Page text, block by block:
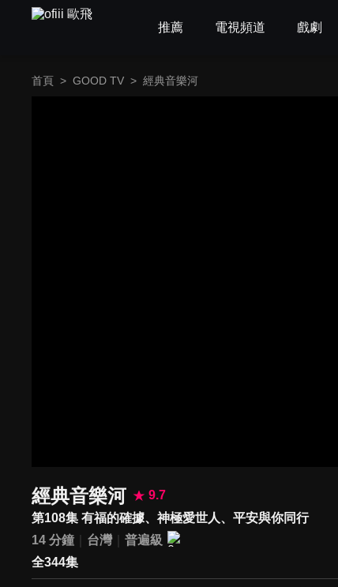
推薦 電視頻道 戲劇
首頁 > GOOD TV > 經典音樂河
經典音樂河
9.7
第108集 有福的確據、神極愛世人、平安與你同行
14 分鐘
台灣
普遍級
全344集